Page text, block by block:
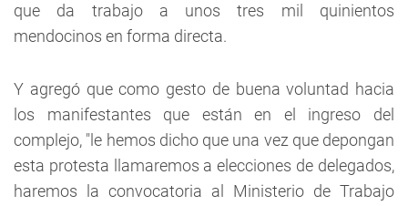
que da trabajo a unos tres mil quinientos
mendocinos en forma directa.
Y agregó que como gesto de buena voluntad hacia
los manifestantes que están en el ingreso del
complejo, "le hemos dicho que una vez que depongan
esta protesta llamaremos a elecciones de delegados,
haremos la convocatoria al Ministerio de Trabajo